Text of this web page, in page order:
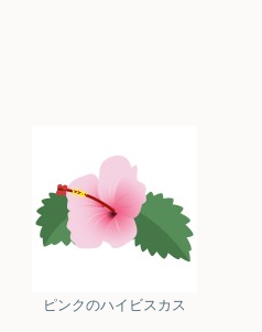
ピンクのハイビスカス